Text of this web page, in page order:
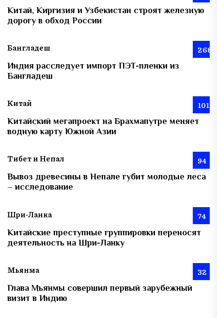
Китай, Киргизия и Узбекистан строят железную
дорогу в обход России
Бангладеш 268
Индия расследует импорт ПЭТ-пленки из
Бангладеш
Китай 101
Китайский мегапроект на Брахмапутре меняет
водную карту Южной Азии
Тибет и Непал 94
Вывоз древесины в Непале губит молодые леса
– исследование
Шри-Ланка 74
Китайские преступные группировки переносят
деятельность на Шри-Ланку
Мьянма 32
Глава Мьянмы совершил первый зарубежный
визит в Индию